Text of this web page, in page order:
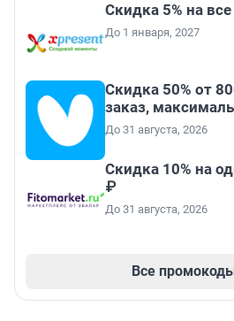
Скидка 5% на
До 1 января, 2027
Скидка 50% от
заказ,
До 31 августа, 2026
Скидка 10% на
₽
До 31 августа, 2026
Все